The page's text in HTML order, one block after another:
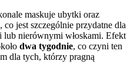
maskuje ubytki oraz
jest szczególnie przydatne dla
lub nierównymi włoskami. Efekt
dwa tygodnie, co czyni ten
dla tych, którzy pragną